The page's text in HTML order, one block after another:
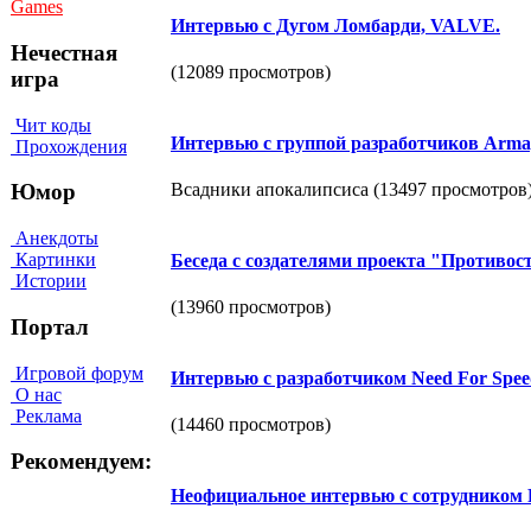
Games
Нечестная
игра
Чит коды
Прохождения
Юмор
Анекдоты
Картинки
Истории
Портал
Игровой форум
О нас
Реклама
Рекомендуем:
Интервью с Дугом Ломбарди, VALVE.
(12089 просмотров)
Интервью c группой разработчиков
Всадники апокалипсиса (13497
Беседа с создателями проекта
(13960 просмотров)
Интервью c разработчиком Need For
(14460 просмотров)
Неофициальное интервью с сотрудником